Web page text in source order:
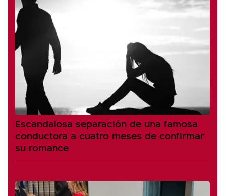
Escandalosa separación de una famosa
conductora a cuatro meses de confirmar
su romance